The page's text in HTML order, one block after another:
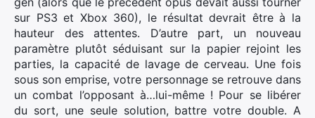
sur PS3 et Xbox 360), le résultat devrait être à la
hauteur des attentes. D’autre part, un nouveau
paramètre plutôt séduisant sur la papier rejoint les
parties, la capacité de lavage de cerveau. Une fois
sous son emprise, votre personnage se retrouve dans
un combat l’opposant à…lui-même ! Pour se libérer
du sort, une seule solution, battre votre double. A